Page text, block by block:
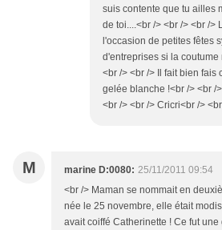
suis contente que tu ailles
de toi....<br /> <br /> <br />
l'occasion de petites fêtes
d'entreprises si la coutume
<br /> <br /> Il fait bien fais
gelée blanche !<br /> <br /
<br /> <br /> Cricri<br />
M marine D:0080: 25/11/2011 09:54
<br /> Maman se nommait en
née le 25 novembre, elle était
avait coiffé Catherinette ! Ce fut